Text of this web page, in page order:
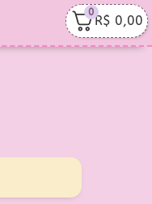
0
R$ 0,00